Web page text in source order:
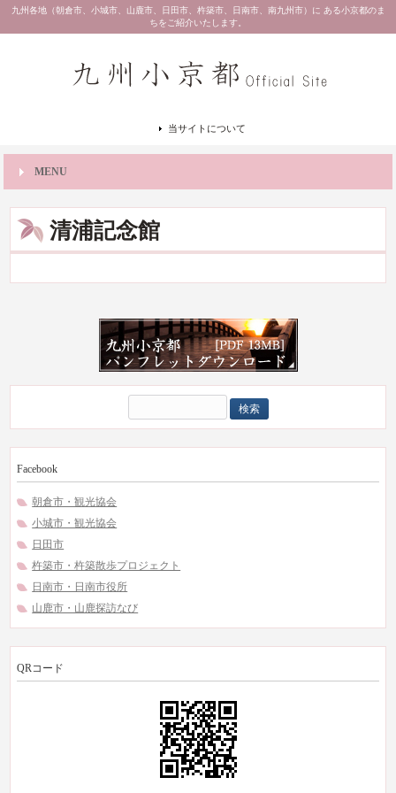
九州各地（朝倉市、小城市、山鹿市、日田市、杵築市、日南市、南九州市）に ある小京都のま
ちをご紹介いたします。
当サイトについて
MENU
清浦記念館
索:
Facebook
朝倉市・観光協会
小城市・観光協会
日田市
杵築市・杵築散歩プロジェクト
日南市・日南市役所
山鹿市・山鹿探訪なび
QRコード